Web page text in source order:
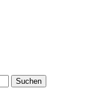
Suchen